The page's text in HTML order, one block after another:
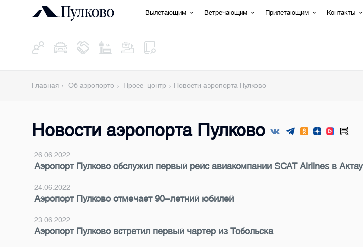
Вылетающим Встречающим Прилетающим Контакты
Главная Об аэропорте Пресс-центр Новости аэропорта Пулково
Новости аэропорта Пулково
26.06.2022
Аэропорт Пулково обслужил первый рейс авиакомпании SCAT Airlines в Актау
24.06.2022
Аэропорт Пулково отмечает 90-летний юбилей
23.06.2022
Аэропорт Пулково встретил первый чартер из Тобольска